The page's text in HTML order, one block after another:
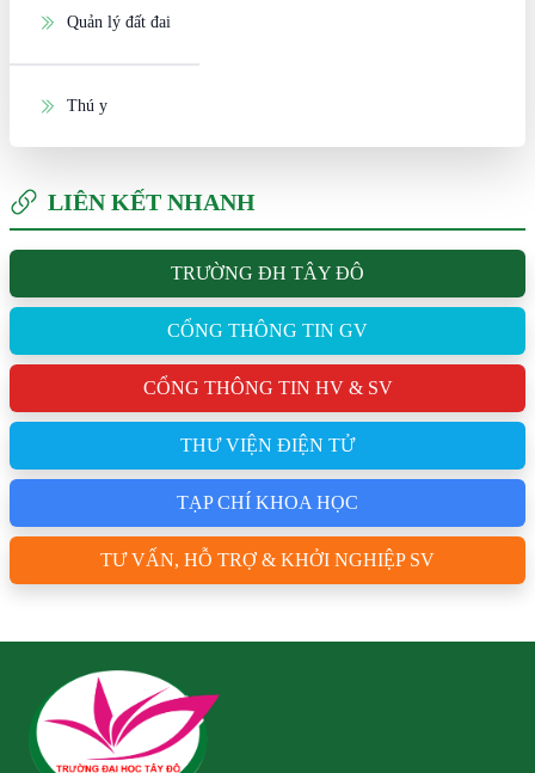
Quản lý đất đai
Thú y
LIÊN KẾT NHANH
TRƯỜNG ĐH TÂY ĐÔ
CỔNG THÔNG TIN GV
CỔNG THÔNG TIN HV & SV
THƯ VIỆN ĐIỆN TỬ
TẠP CHÍ KHOA HỌC
TƯ VẤN, HỖ TRỢ & KHỞI NGHIỆP SV